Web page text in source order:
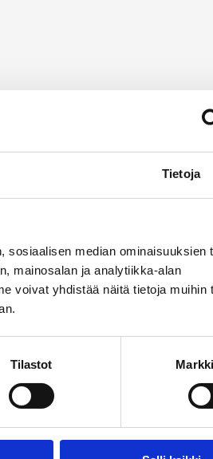
Tietoja
sosiaalisen median ominaisuuksien
mainosalan ja analytiikka-alan
voivat yhdistää näitä tietoja muihin
Tilastot
som målar en härlig blå